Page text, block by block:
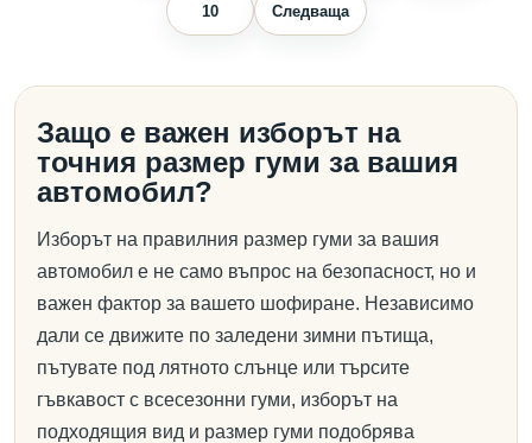
10 Следваща
Защо е важен изборът на
точния размер гуми за вашия
автомобил?
Изборът на правилния размер гуми за вашия
автомобил е не само въпрос на безопасност, но и
важен фактор за вашето шофиране. Независимо
дали се движите по заледени зимни пътища,
пътувате под лятното слънце или търсите
гъвкавост с всесезонни гуми, изборът на
подходящия вид и размер гуми подобрява